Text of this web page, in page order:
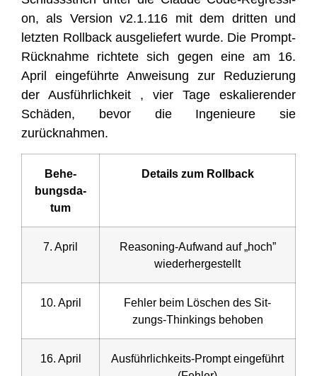
on, als Ver­si­on v2.1.116 mit dem drit­ten und
letz­ten Roll­back aus­ge­lie­fert wur­de. Die Prompt-
Rück­nah­me rich­te­te sich gegen eine am 16.
April ein­ge­führ­te Anwei­sung zur Redu­zie­rung
der Aus­führ­lich­keit , vier Tage eska­lie­ren­der
Schä­den, bevor die Inge­nieu­re sie
zurücknahmen.
Behe­
bungs­da­
tum
Details zum Rollback
7. April
Reaso­ning-Auf­wand auf „hoch”
wiederhergestellt
10. April
Feh­ler beim Löschen des Sit­
zungs-Thin­kings behoben
16. April
Aus­führ­lich­keits-Prompt ein­ge­führt